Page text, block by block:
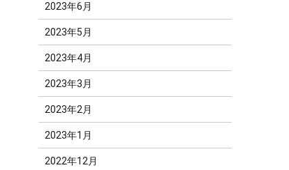
2023年6月
2023年5月
2023年4月
2023年3月
2023年2月
2023年1月
2022年12月